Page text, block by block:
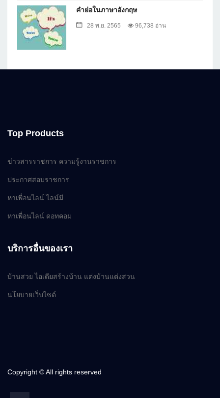
คำย่อในภาษาอังกฤษ
28 พ.ย. 2565 96,738 อ่าน
Top Products
ข่าวสารราชการ ความรู้งานราชการ
ประกาศสอบราชการ
หาเพื่อนไลน์ ไลน์มี
หาเพื่อนไลน์ ดอทคอม
บริการอื่นของเรา
บ้านสวย ไอเดียสร้างบ้าน แต่งบ้านแต่งสวน
นโยบายเว็บไซต์
Copyright © All rights reserved